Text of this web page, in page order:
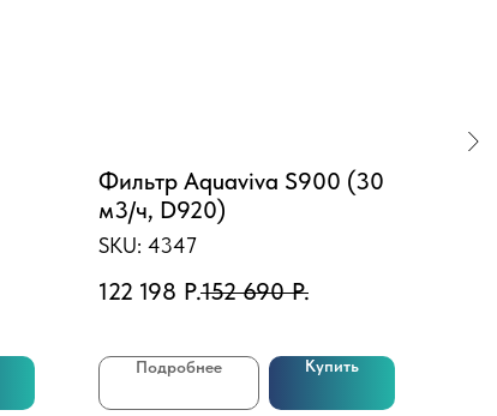
Фильтр Aquaviva S900 (30
м3/ч, D920)
SKU: 4347
122 198 Р.152 690 Р.
Подробнее Купить